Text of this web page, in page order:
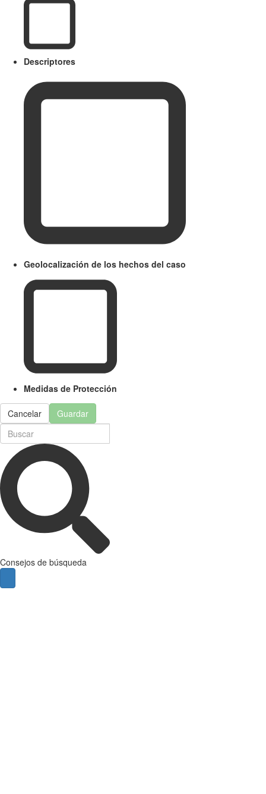
Descriptores
Geolocalización de los hechos del caso
Medidas de Protección
Cancelar Guardar
Consejos de búsqueda